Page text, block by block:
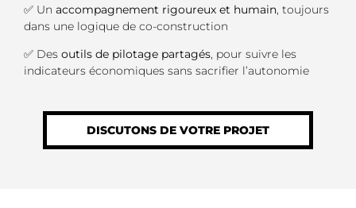
✅ Un accompagnement rigoureux et humain, toujours
dans une logique de co-construction
✅ Des outils de pilotage partagés, pour suivre les
indicateurs économiques sans sacrifier l’autonomie
DISCUTONS DE VOTRE PROJET